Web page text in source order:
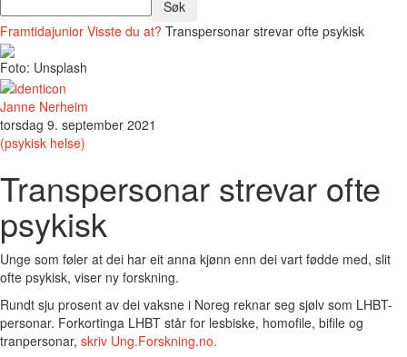
Framtidajunior Visste du at? Transpersonar strevar ofte psykisk
Foto: Unsplash
Janne Nerheim
torsdag 9. september 2021
(psykisk helse)
Transpersonar strevar ofte
psykisk
Unge som føler at dei har eit anna kjønn enn dei vart fødde med, slit
ofte psykisk, viser ny forskning.
Rundt sju prosent av dei vaksne i Noreg reknar seg sjølv som LHBT-
personar. Forkortinga LHBT står for lesbiske, homofile, bifile og
tranpersonar, skriv Ung.Forskning.no.